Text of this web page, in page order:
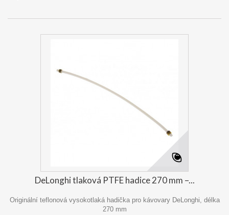
DeLonghi tlaková PTFE hadice 270 mm –...
Originální teflonová vysokotlaká hadička pro kávovary DeLonghi, délka
270 mm